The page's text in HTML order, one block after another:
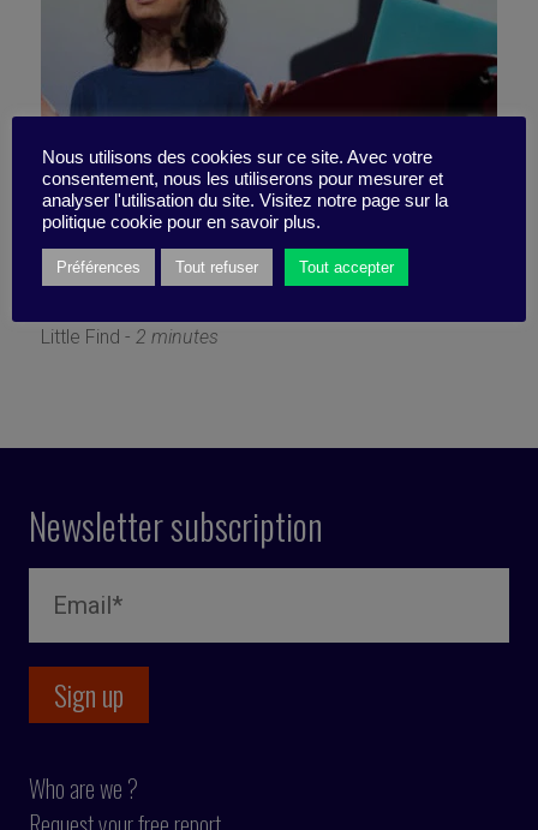
The dead zone: Why doing
nothing is doing something
Little Find - 2 minutes
Newsletter subscription
Who are we ?
Nous utilisons des cookies sur ce site. Avec votre
consentement, nous les utiliserons pour mesurer et
analyser l'utilisation du site. Visitez notre page sur la
politique cookie pour en savoir plus.
Préférences Tout refuser Tout accepter